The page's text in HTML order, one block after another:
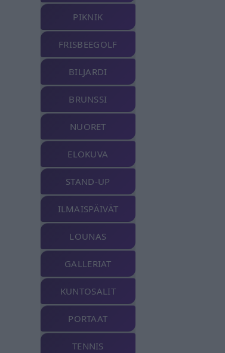
PIKNIK
FRISBEEGOLF
BILJARDI
BRUNSSI
NUORET
ELOKUVA
STAND-UP
ILMAISPÄIVÄT
LOUNAS
GALLERIAT
KUNTOSALIT
PORTAAT
TENNIS